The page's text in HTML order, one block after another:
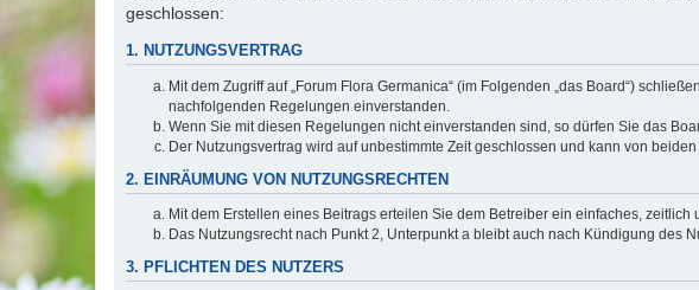
geschlossen:
1. NUTZUNGSVERTRAG
Mit dem Zugriff auf „Forum Flora Germanica“ (im Folgenden „das Board“)
nachfolgenden Regelungen einverstanden.
Wenn Sie mit diesen Regelungen nicht einverstanden sind, so dürfen Sie das
Der Nutzungsvertrag wird auf unbestimmte Zeit geschlossen und kann von
2. EINRÄUMUNG VON NUTZUNGSRECHTEN
Mit dem Erstellen eines Beitrags erteilen Sie dem Betreiber ein einfaches,
Das Nutzungsrecht nach Punkt 2, Unterpunkt a bleibt auch nach Kündigung des
3. PFLICHTEN DES NUTZERS